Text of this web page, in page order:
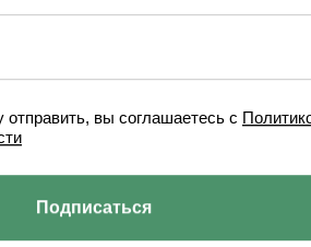
отправить, вы соглашаетесь с
Подписаться